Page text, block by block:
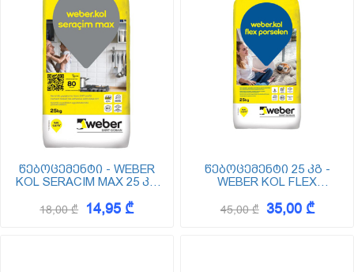
წებოცემენტი - WEBER
KOL SERACIM MAX 25 კგ
18,00 ₾ 14,95 ₾
წებოცემენტი 25 კგ -
WEBER KOL FLEX
45,00 ₾ 35,00 ₾